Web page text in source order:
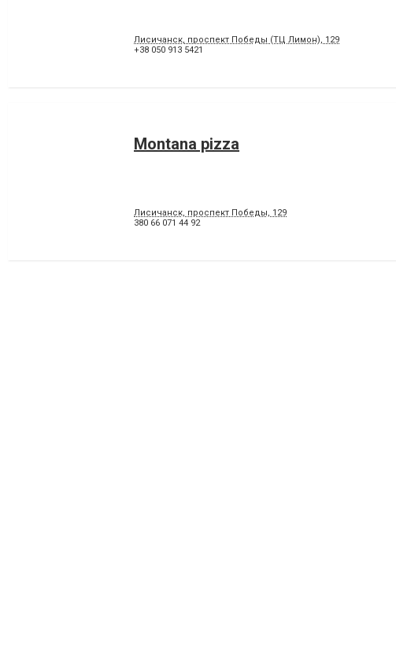
Лисичанск, проспект Победы (ТЦ Лимон), 129
+38 050 913 5421
Montana pizza
Лисичанск, проспект Победы, 129
380 66 071 44 92